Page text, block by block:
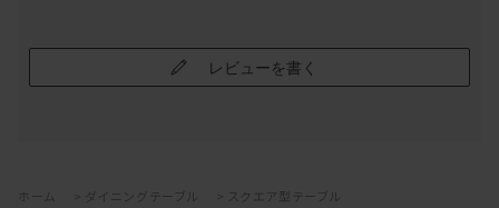
レビューを書く
ホーム ダイニングテーブル
スクエア型テーブル